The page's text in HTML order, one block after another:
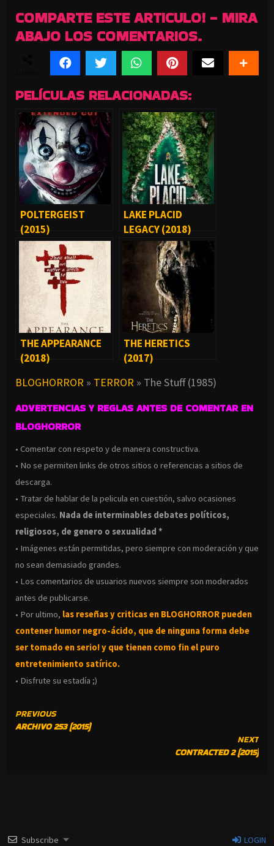
COMPARTE ESTE ARTICULO! - MIRA
ABAJO LOS COMENTARIOS.
PELÍCULAS RELACIONADAS:
POLTERGEIST
(2015)
LAKE PLACID
LEGACY (2018)
THE APPEARANCE
(2018)
THE HERETICS
(2017)
BLOGHORROR » TERROR » The Stuff (1985)
ADVERTENCIAS Y REGLAS ANTES DE COMENTAR EN
BLOGHORROR
• Comentar con respeto y de manera constructiva.
• No se permiten links de otros sitios o referencias a sitios de
descarga.
• Tratar de hablar de la pelicula en cuestión, salvo ocasiones
especiales. Nada de interminables debates políticos,
religiosos, de genero o sexualidad *
• Imágenes están permitidas, pero siempre con moderación y que
no sean demasiado grandes.
• Los comentarios de usuarios nuevos siempre son moderados
antes de publicarse.
• Por ultimo, las reseñas y criticas en BLOGHORROR pueden
contener humor negro-ácido, que de ninguna forma debe
ser tomado en serio! y que tienen como fin el puro
entretenimiento satírico.
• Disfrute su estadía ;)
CONTINUE
READING
PREVIOUS
ARCHIVO 253 (2015)
NEXT
CONTRACTED 2 (2015)
Subscribe LOGIN